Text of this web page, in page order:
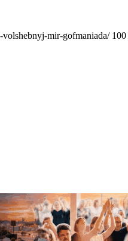
volshebnyj-mir-gofmaniada/ 100